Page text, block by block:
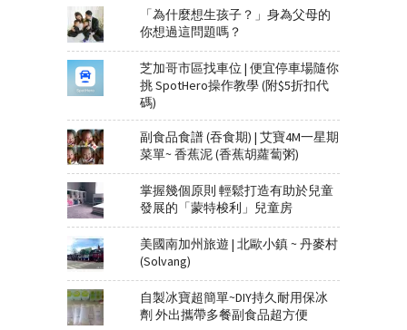
「為什麼想生孩子？」身為父母的
你想過這問題嗎？
芝加哥市區找車位 | 便宜停車場隨你
挑 SpotHero操作教學 (附$5折扣代
碼)
副食品食譜 (吞食期) | 艾寶4M一星期
菜單~ 香蕉泥 (香蕉胡蘿蔔粥)
掌握幾個原則 輕鬆打造有助於兒童
發展的「蒙特梭利」兒童房
美國南加州旅遊 | 北歐小鎮 ~ 丹麥村
(Solvang)
自製冰寶超簡單~DIY持久耐用保冰
劑 外出攜帶多餐副食品超方便